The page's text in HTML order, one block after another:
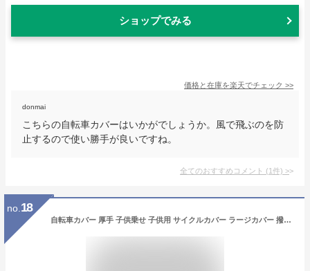
ショップでみる
価格と在庫を楽天でチェック >>
donmai
こちらの自転車カバーはいかがでしょうか。風で飛ぶのを防
止するので使い勝手が良いですね。
全てのおすすめコメント (1件) >
no. 18
自転車カバー 厚手 子供乗せ 子供用 サイクルカバー ラージカバー 撥水 UVカット 紫外線 自転車 飛ばない 折りたたみ自転車 バイク 原付